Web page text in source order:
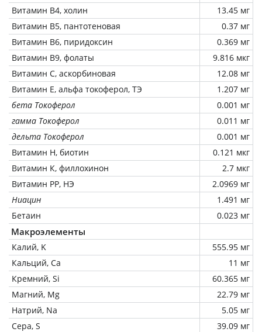
Витамин В4, холин
13.45 мг
Витамин В5, пантотеновая
0.37 мг
Витамин В6, пиридоксин
0.369 мг
Витамин В9, фолаты
9.816 мкг
Витамин C, аскорбиновая
12.08 мг
Витамин Е, альфа токоферол, ТЭ
1.207 мг
бета Токоферол
0.001 мг
гамма Токоферол
0.011 мг
дельта Токоферол
0.001 мг
Витамин Н, биотин
0.121 мкг
Витамин К, филлохинон
2.7 мкг
Витамин РР, НЭ
2.0969 мг
Ниацин
1.491 мг
Бетаин
0.023 мг
Макроэлементы
Калий, K
555.95 мг
Кальций, Ca
11 мг
Кремний, Si
60.365 мг
Магний, Mg
22.79 мг
Натрий, Na
5.05 мг
Сера, S
39.09 мг